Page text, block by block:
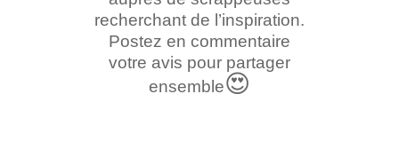
recherchant de l’inspiration.
Postez en commentaire
votre avis pour partager
ensemble😍